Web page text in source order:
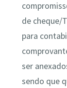
de cheque/
para
ser
sendo que